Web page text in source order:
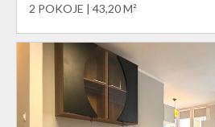
2 POKOJE 43,20 M²